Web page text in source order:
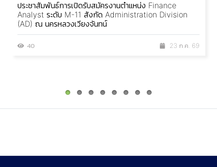
ประชาสัมพันธ์การเปิดรับสมัครงานตำแหน่ง Finance
Analyst ระดับ M-11 สังกัด Administration Division
(AD) ณ นครหลวงเวียงจันทน์
40 23 ก.ค. 69